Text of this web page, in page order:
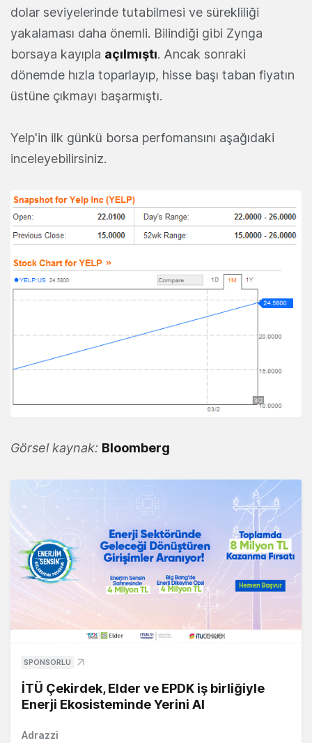
dolar seviyelerinde tutabilmesi ve sürekliliği
yakalaması daha önemli. Bilindiği gibi Zynga
borsaya kayıpla açılmıştı. Ancak sonraki
dönemde hızla toparlayıp, hisse başı taban fiyatın
üstüne çıkmayı başarmıştı.
Yelp'in ilk günkü borsa perfomansını aşağıdaki
inceleyebilirsiniz.
Görsel kaynak: Bloomberg
SPONSORLU
İTÜ Çekirdek, Elder ve EPDK iş birliğiyle
Enerji Ekosisteminde Yerini Al
Adrazzi